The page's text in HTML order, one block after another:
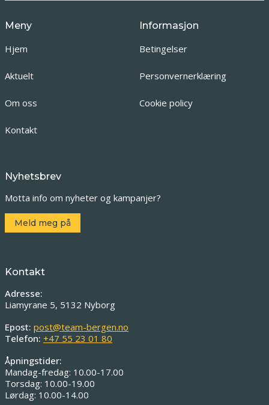
Meny
Hjem
Aktuelt
Om oss
Kontakt
Informasjon
Betingelser
Personvernerklæring
Cookie policy
Nyhetsbrev
Motta info om nyheter og kampanjer?
Meld meg på
Kontakt
Adresse:
Liamyrane 5, 5132 Nyborg
Epost: post@team-bergen.no
Telefon: +47 55 23 01 80
Åpningstider:
Mandag-fredag: 10.00-17.00
Torsdag: 10.00-19.00
Lørdag: 10.00-14.00